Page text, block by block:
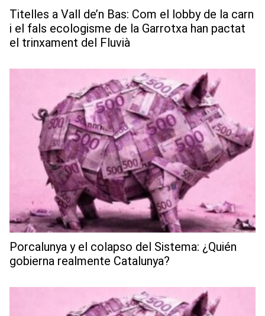
Titelles a Vall de’n Bas: Com el lobby de la carn
i el fals ecologisme de la Garrotxa han pactat
el trinxament del Fluvià
Porcalunya y el colapso del Sistema: ¿Quién
gobierna realmente Catalunya?